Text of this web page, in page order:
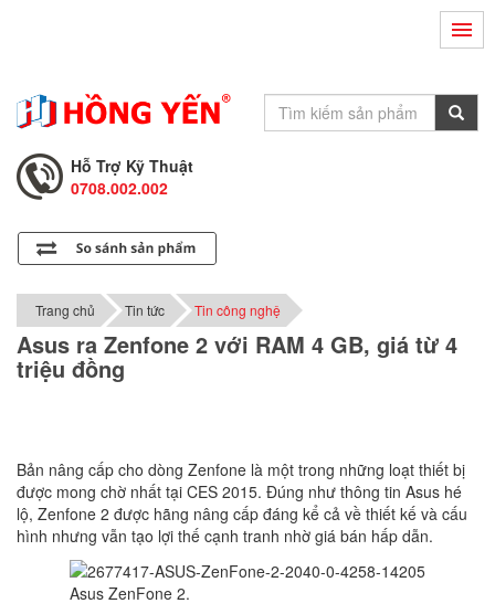
Tư Vấn Bán Hàng
Hỗ Trợ Kỹ Thuật
0708.002.002
0708.001.001
Trang chủ Tin tức Tin công nghệ
Asus ra Zenfone 2 với RAM 4 GB, giá từ 4
triệu đồng
Bản nâng cấp cho dòng Zenfone là một trong những loạt thiết bị
được mong chờ nhất tại CES 2015. Đúng như thông tin Asus hé
lộ, Zenfone 2 được hãng nâng cấp đáng kể cả về thiết kế và cấu
hình nhưng vẫn tạo lợi thế cạnh tranh nhờ giá bán hấp dẫn.
Asus ZenFone 2.